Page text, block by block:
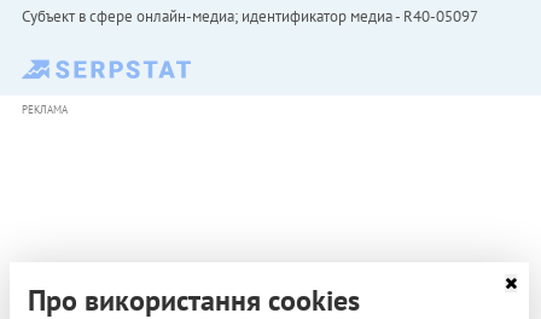
Субъект в сфере онлайн-медиа; идентификатор медиа - R40-05097
РЕКЛАМА
Про використання cookies